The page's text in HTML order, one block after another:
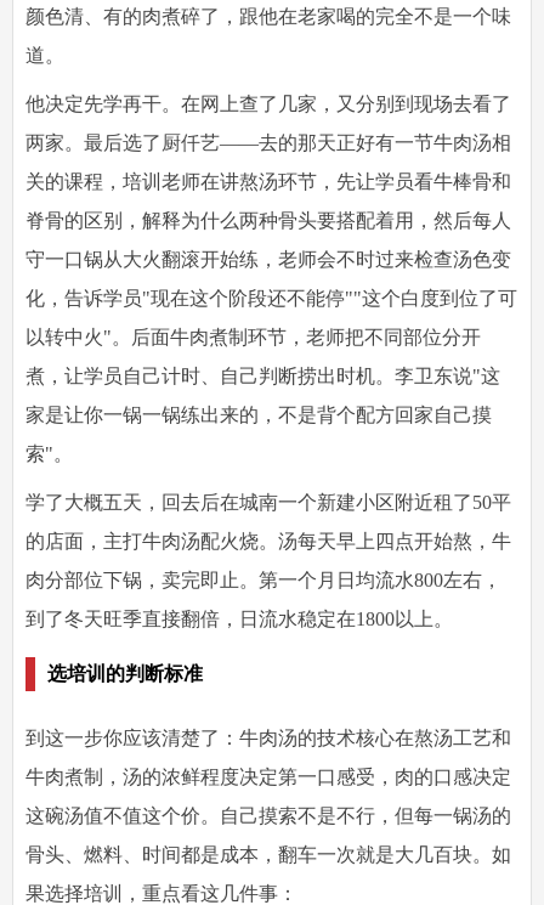
颜色清、有的肉煮碎了，跟他在老家喝的完全不是一个味
道。
他决定先学再干。在网上查了几家，又分别到现场去看了
两家。最后选了厨仟艺——去的那天正好有一节牛肉汤相
关的课程，培训老师在讲熬汤环节，先让学员看牛棒骨和
脊骨的区别，解释为什么两种骨头要搭配着用，然后每人
守一口锅从大火翻滚开始练，老师会不时过来检查汤色变
化，告诉学员"现在这个阶段还不能停""这个白度到位了可
以转中火"。后面牛肉煮制环节，老师把不同部位分开
煮，让学员自己计时、自己判断捞出时机。李卫东说"这
家是让你一锅一锅练出来的，不是背个配方回家自己摸
索"。
学了大概五天，回去后在城南一个新建小区附近租了50平
的店面，主打牛肉汤配火烧。汤每天早上四点开始熬，牛
肉分部位下锅，卖完即止。第一个月日均流水800左右，
到了冬天旺季直接翻倍，日流水稳定在1800以上。
选培训的判断标准
到这一步你应该清楚了：牛肉汤的技术核心在熬汤工艺和
牛肉煮制，汤的浓鲜程度决定第一口感受，肉的口感决定
这碗汤值不值这个价。自己摸索不是不行，但每一锅汤的
骨头、燃料、时间都是成本，翻车一次就是大几百块。如
果选择培训，重点看这几件事：